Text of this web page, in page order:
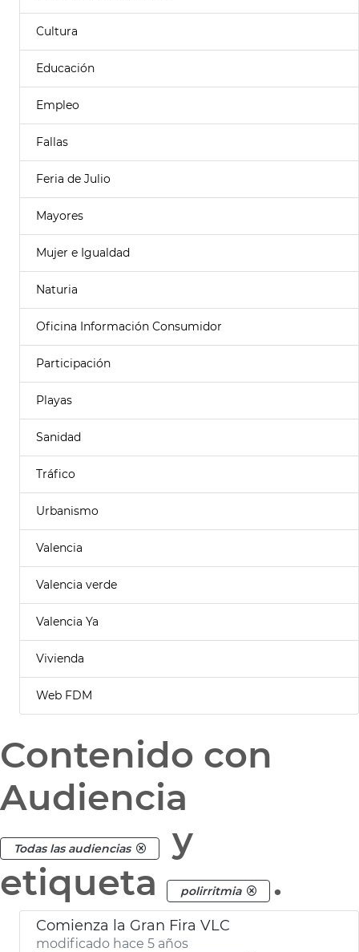
Cultura
Educación
Empleo
Fallas
Feria de Julio
Mayores
Mujer e Igualdad
Naturia
Oficina Información Consumidor
Participación
Playas
Sanidad
Tráfico
Urbanismo
Valencia
Valencia verde
Valencia Ya
Vivienda
Web FDM
Contenido con
Audiencia
Todas las audiencias
y
etiqueta
polirritmia .
Comienza la Gran Fira VLC
modificado hace 5 años